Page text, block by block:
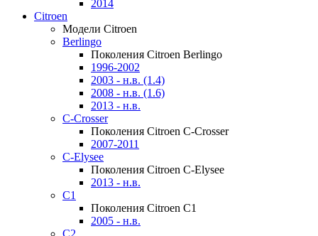
2014
Citroen
Модели Citroen
Berlingo
Поколения Citroen Berlingo
1996-2002
2003 - н.в. (1.4)
2008 - н.в. (1.6)
2013 - н.в.
C-Crosser
Поколения Citroen C-Crosser
2007-2011
C-Elysee
Поколения Citroen C-Elysee
2013 - н.в.
C1
Поколения Citroen C1
2005 - н.в.
C2